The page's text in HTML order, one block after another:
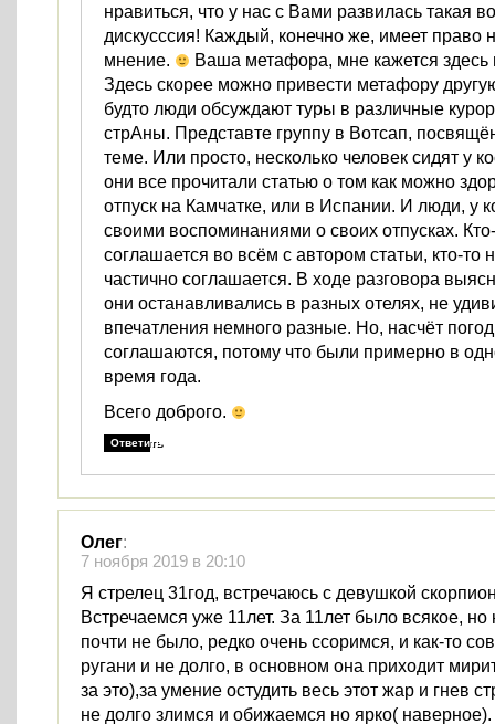
нравиться, что у нас с Вами развилась такая
дискусссия! Каждый, конечно же, имеет право
мнение.
Ваша метафора, мне кажется здесь
Здесь скорее можно привести метафору
будто люди обсуждают туры в различные
стрАны. Представте группу в Вотсап,
теме. Или просто, несколько человек сидят у
они все прочитали статью о том как можно
отпуск на Камчатке, или в Испании. И люди, у
своими воспоминаниями о своих отпусках.
соглашается во всём с автором статьи, кто-то
частично соглашается. В ходе разговора
они останавливались в разных отелях, не
впечатления немного разные. Но, насчёт
соглашаются, потому что были примерно в
время года.
Всего доброго.
Ответить
Олег:
7 ноября 2019 в 20:10
Я стрелец 31год, встречаюсь с девушкой
Встречаемся уже 11лет. За 11лет было всякое, но
почти не было, редко очень ссоримся, и как-то
ругани и не долго, в основном она приходит
за это),за умение остудить весь этот жар и гнев
не долго злимся и обижаемся но ярко(